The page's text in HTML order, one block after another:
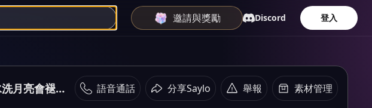
邀請與獎勵 Discord 登入
水洗月亮會褪色。 語音通話 分享Saylo 舉報 素材管理